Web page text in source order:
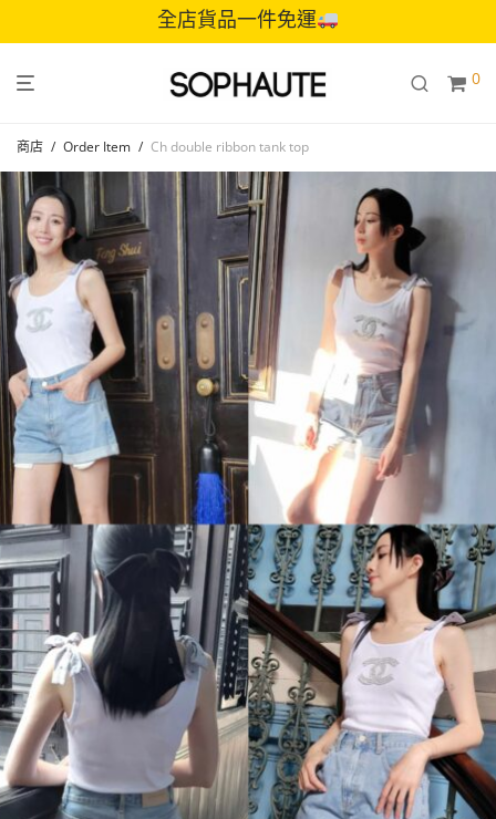
全店貨品一件免運
0
商店 / Order Item / Ch double ribbon tank top